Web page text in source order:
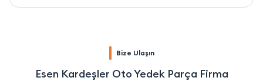
Bize Ulaşın
Esen Kardeşler Oto Yedek Parça Firma